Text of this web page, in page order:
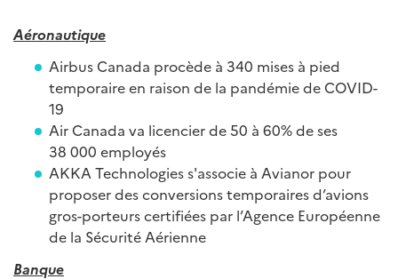
Aéronautique
Airbus Canada procède à 340 mises à pied
temporaire en raison de la pandémie de COVID-
19
Air Canada va licencier de 50 à 60% de ses
38 000 employés
AKKA Technologies s'associe à Avianor pour
proposer des conversions temporaires d’avions
gros-porteurs certifiées par l’Agence Européenne
de la Sécurité Aérienne
Banque